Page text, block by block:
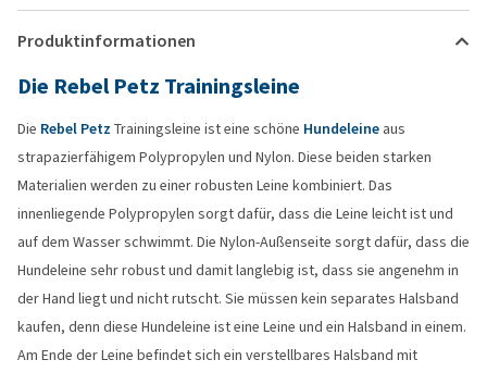
Produktinformationen
Die Rebel Petz Trainingsleine
Die Rebel Petz Trainingsleine ist eine schöne Hundeleine aus
strapazierfähigem Polypropylen und Nylon. Diese beiden starken
Materialien werden zu einer robusten Leine kombiniert. Das
innenliegende Polypropylen sorgt dafür, dass die Leine leicht ist und
auf dem Wasser schwimmt. Die Nylon-Außenseite sorgt dafür, dass die
Hundeleine sehr robust und damit langlebig ist, dass sie angenehm in
der Hand liegt und nicht rutscht. Sie müssen kein separates Halsband
kaufen, denn diese Hundeleine ist eine Leine und ein Halsband in einem.
Am Ende der Leine befindet sich ein verstellbares Halsband mit